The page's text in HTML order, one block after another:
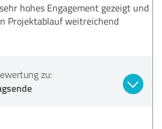
hohes Engagement gezeigt und
Projektablauf weitreichend
zu: